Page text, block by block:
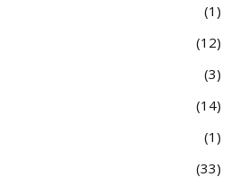
1
12
3
14
1
33